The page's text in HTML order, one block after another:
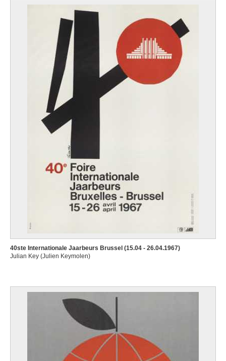
40ste Internationale Jaarbeurs Brussel (15.04 - 26.04.1967)
Julian Key (Julien Keymolen)